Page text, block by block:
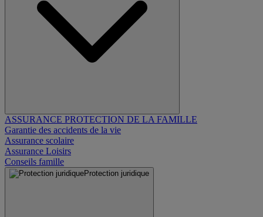
ASSURANCE PROTECTION DE LA FAMILLE
Garantie des accidents de la vie
Assurance scolaire
Assurance Loisirs
Conseils famille
Protection juridique